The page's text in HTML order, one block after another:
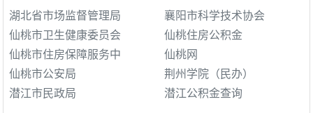
湖北省市场监督管理局
襄阳市科学技术协会
仙桃市卫生健康委员会
仙桃住房公积金
仙桃市住房保障服务中
仙桃网
仙桃市公安局
荆州学院（民办）
潜江市民政局
潜江公积金查询